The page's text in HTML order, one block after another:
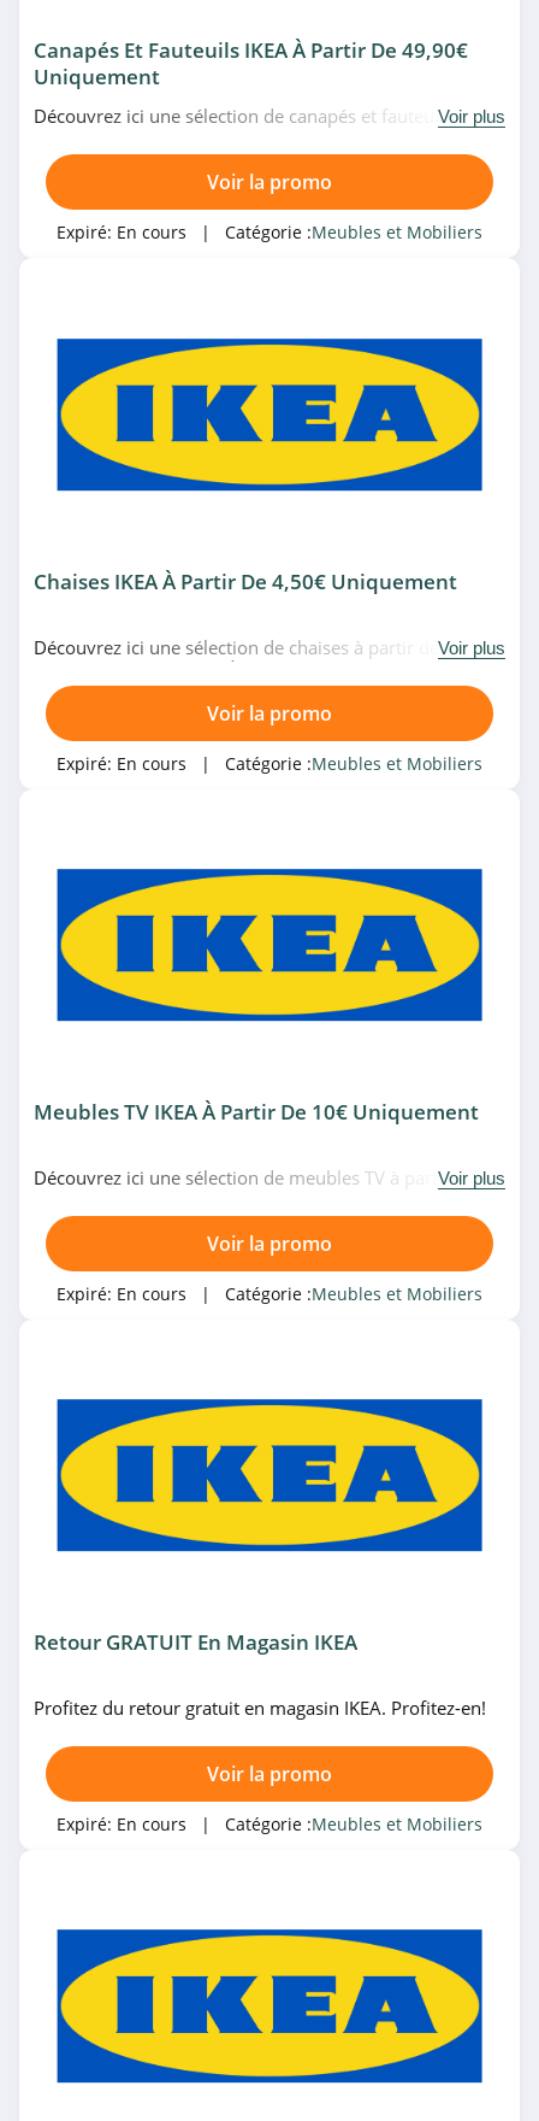
4.6
Drawer
4.2
Mobistoxx
4.6
4.5
Concept Usine
5.0
Home24
Maisons du
Monde
Batinea
4.5
Camif
Villeroy & Boch
4.1
Songmics
NV Gallery
4.5
RONA
GiFi
Bains Design
4.3
4.8
Alterego
4.1
Design Bestseller
4.7
Canapés Et Fauteuils IKEA À Partir De 49,90€
Uniquement
Découvrez ici une sélection de canapés et fauteuils àVoir plus
Voir la promo
Expiré: En cours | Catégorie :Meubles et Mobiliers
Chaises IKEA À Partir De 4,50€ Uniquement
Découvrez ici une sélection de chaises à partir de 4,50€
uniquement chez IKEA. À ne pas rater!
Voir plus
Voir la promo
Expiré: En cours | Catégorie :Meubles et Mobiliers
Meubles TV IKEA À Partir De 10€ Uniquement
Découvrez ici une sélection de meubles TV à partir de
Voir plus
Voir la promo
Expiré: En cours | Catégorie :Meubles et Mobiliers
Retour GRATUIT En Magasin IKEA
Profitez du retour gratuit en magasin IKEA. Profitez-en!
Voir la promo
Expiré: En cours | Catégorie :Meubles et Mobiliers